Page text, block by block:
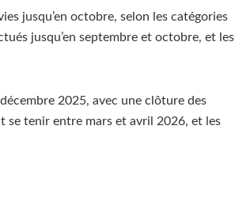
jusqu’en octobre, selon les catégories
jusqu’en septembre et octobre, et les
2025, avec une clôture des
se tenir entre mars et avril 2026, et les